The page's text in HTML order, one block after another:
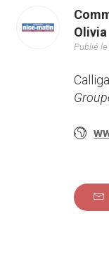
Olivia
Publié